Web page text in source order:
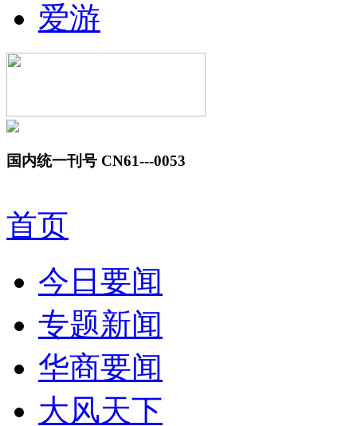
爱游
国内统一刊号 CN61---0053
首页
今日要闻
专题新闻
华商要闻
大风天下